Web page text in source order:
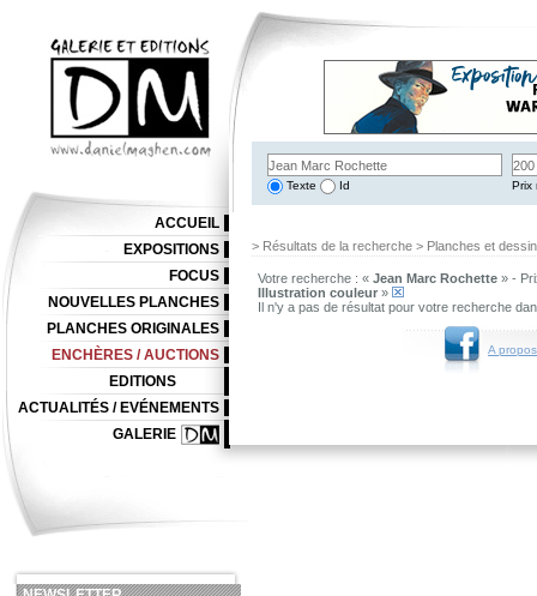
Texte Id Prix
> Résultats de la recherche > Planches et
Votre recherche : « Jean Marc Rochette » -
Illustration couleur »
Il n'y a pas de résultat pour votre recherche
A
ACCUEIL
EXPOSITIONS
FOCUS
NOUVELLES PLANCHES
PLANCHES ORIGINALES
ENCHÈRES / AUCTIONS
EDITIONS
ACTUALITÉS / EVÉNEMENTS
GALERIE